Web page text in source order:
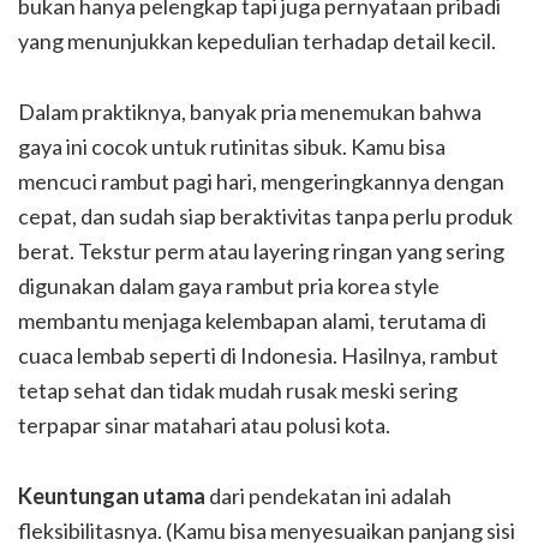
bukan hanya pelengkap tapi juga pernyataan pribadi
yang menunjukkan kepedulian terhadap detail kecil.
Dalam praktiknya, banyak pria menemukan bahwa
gaya ini cocok untuk rutinitas sibuk. Kamu bisa
mencuci rambut pagi hari, mengeringkannya dengan
cepat, dan sudah siap beraktivitas tanpa perlu produk
berat. Tekstur perm atau layering ringan yang sering
digunakan dalam gaya rambut pria korea style
membantu menjaga kelembapan alami, terutama di
cuaca lembab seperti di Indonesia. Hasilnya, rambut
tetap sehat dan tidak mudah rusak meski sering
terpapar sinar matahari atau polusi kota.
Keuntungan utama dari pendekatan ini adalah
fleksibilitasnya. (Kamu bisa menyesuaikan panjang sisi